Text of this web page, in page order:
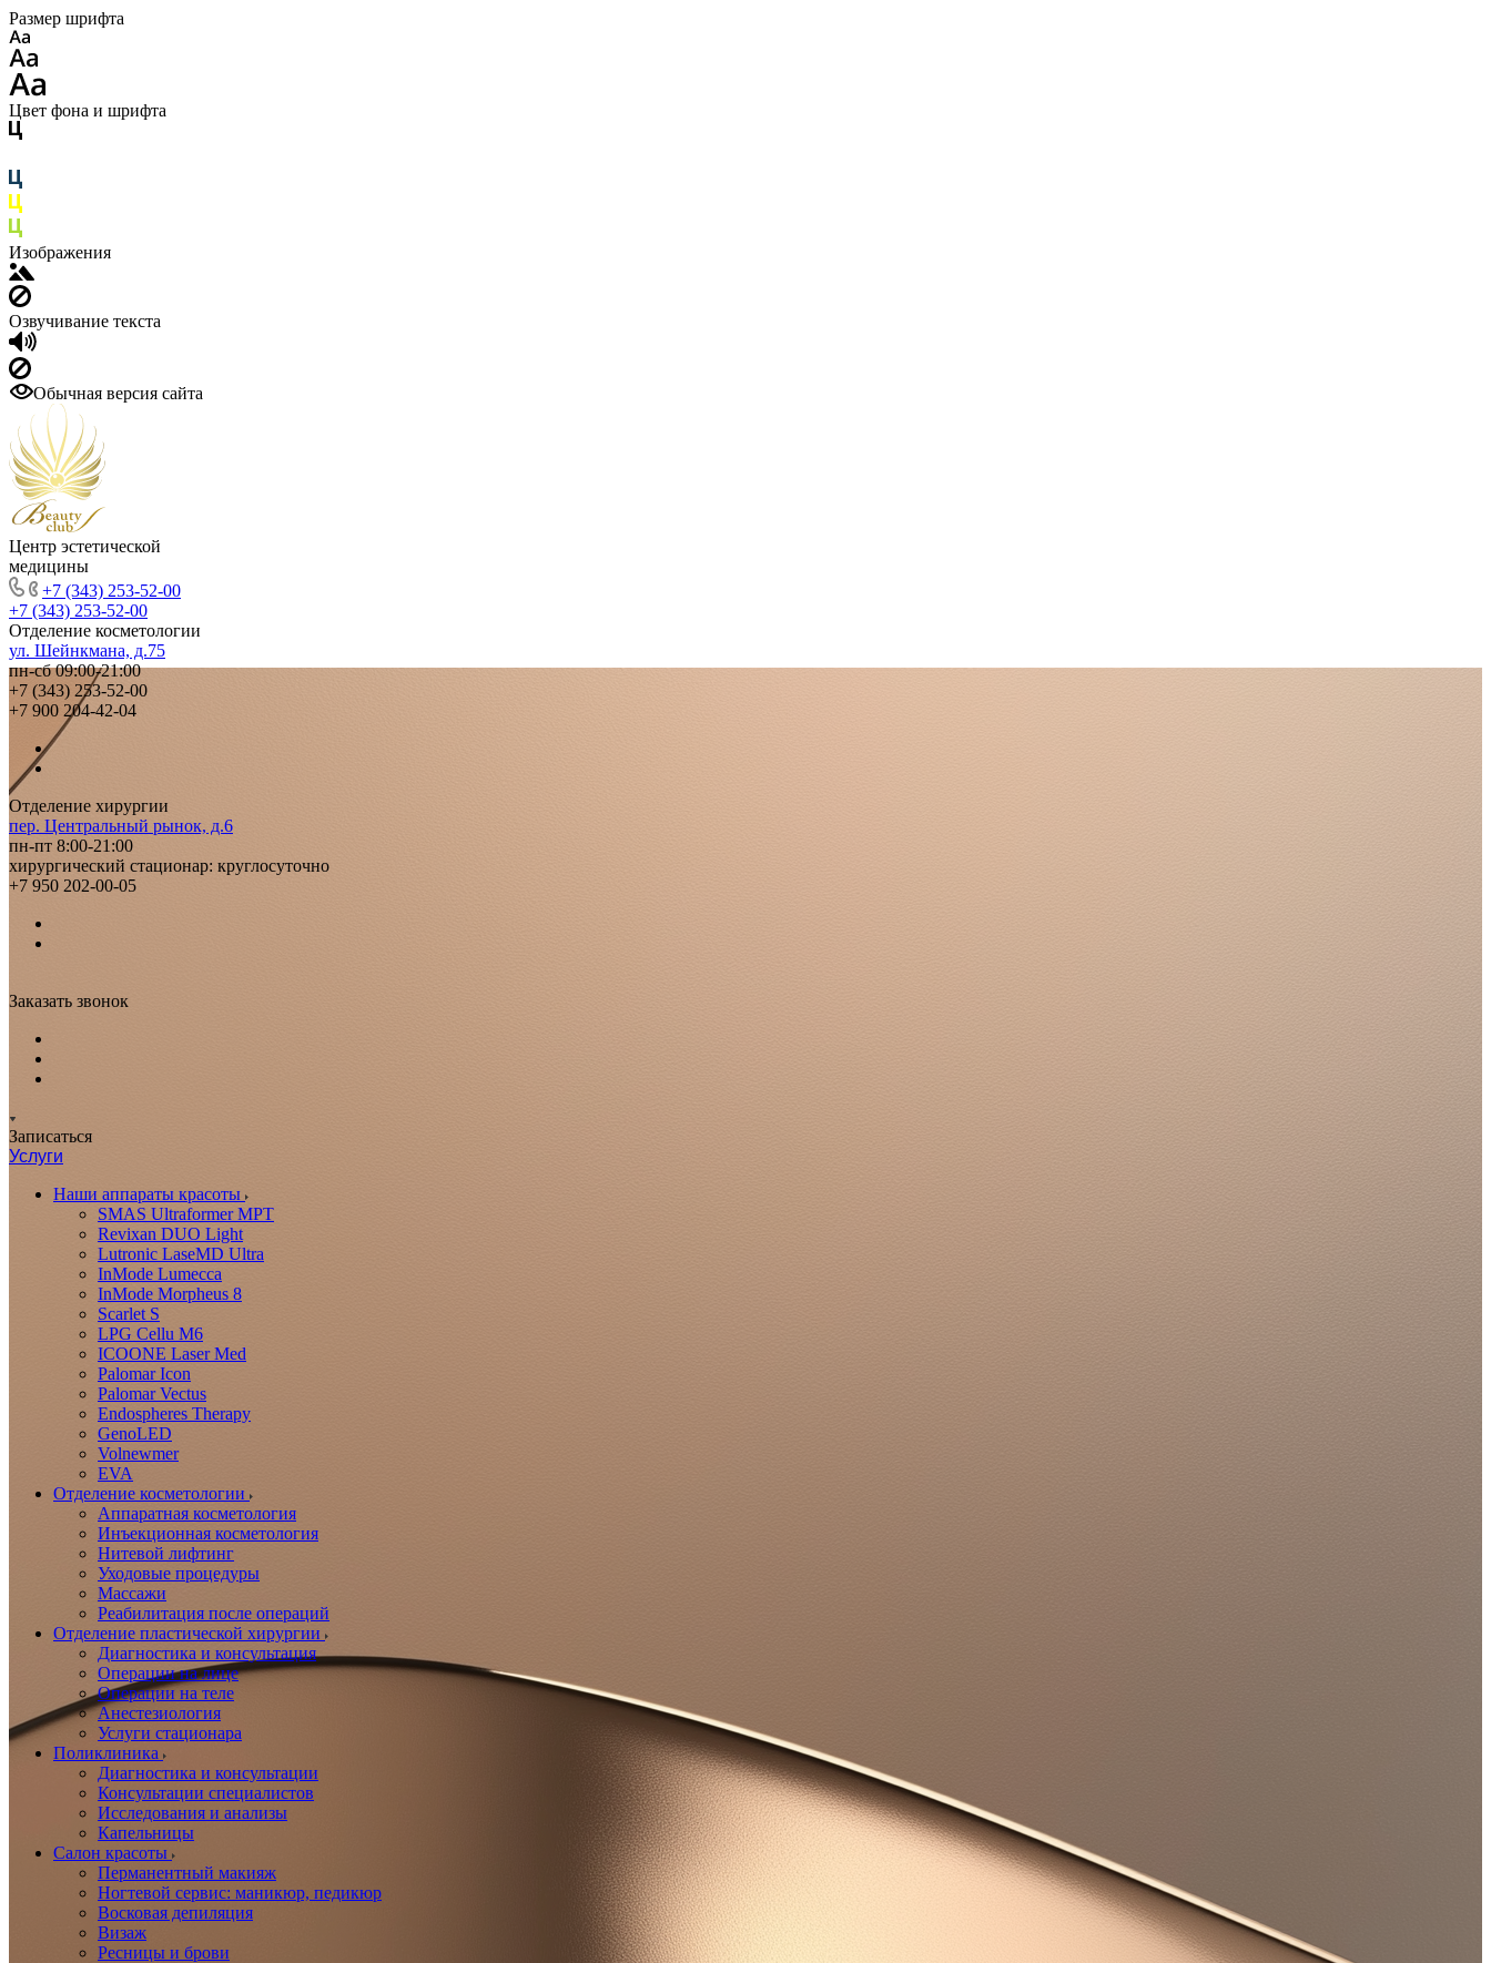
Размер шрифта
Цвет фона и шрифта
Изображения
Озвучивание текста
Обычная версия сайта
Центр эстетической
медицины
+7 (343) 253-52-00
+7 (343) 253-52-00
Отделение косметологии
ул. Шейнкмана, д.75
пн-сб 09:00-21:00
+7 (343) 253-52-00
+7 900 204-42-04
Отделение хирургии
пер. Центральный рынок, д.6
пн-пт 8:00-21:00
хирургический стационар: круглосуточно
+7 950 202-00-05
Заказать звонок
Записаться
Услуги
Наши аппараты красоты
SMAS Ultraformer MPT
Revixan DUO Light
Lutronic LaseMD Ultra
InMode Lumecca
InMode Morpheus 8
Scarlet S
LPG Cellu M6
ICOONE Laser Med
Palomar Icon
Palomar Vectus
Endospheres Therapy
GenoLED
Volnewmer
EVA
Отделение косметологии
Аппаратная косметология
Инъекционная косметология
Нитевой лифтинг
Уходовые процедуры
Массажи
Реабилитация после операций
Отделение пластической хирургии
Диагностика и консультация
Операции на лице
Операции на теле
Анестезиология
Услуги стационара
Поликлиника
Диагностика и консультации
Консультации специалистов
Исследования и анализы
Капельницы
Салон красоты
Перманентный макияж
Ногтевой сервис: маникюр, педикюр
Восковая депиляция
Визаж
Ресницы и брови